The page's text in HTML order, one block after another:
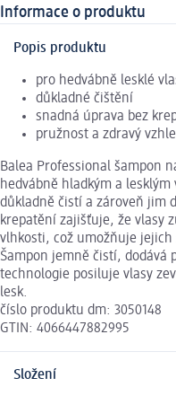
Informace o produktu
Popis produktu
pro hedvábně lesklé
důkladné čištění
snadná úprava bez
pružnost a zdravý
Balea Professional šampon
hedvábně hladkým a
důkladně čistí a zároveň jim
krepatění zajišťuje, že vlasy
vlhkosti, což umožňuje
Šampon jemně čistí, dodává
technologie posiluje vlasy
lesk.
číslo produktu dm: 3050148
GTIN: 4066447882995
Složení